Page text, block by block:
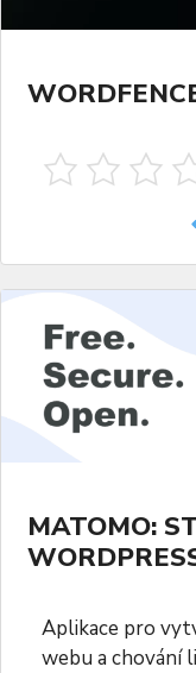
MATOMO:
Aplikace pro
webu a chování